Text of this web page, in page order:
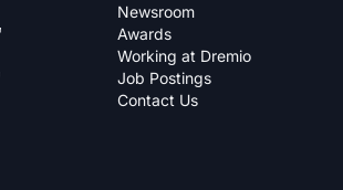
Newsroom
Awards
Working at Dremio
Job Postings
Contact Us